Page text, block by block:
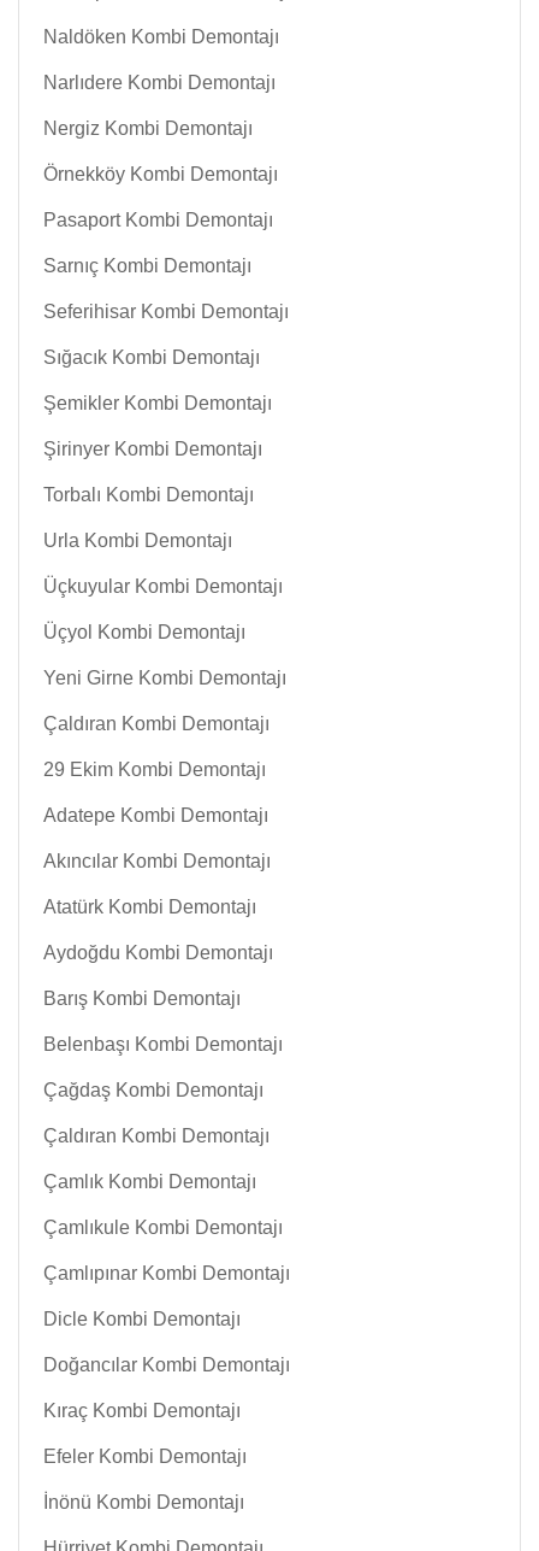
Naldöken Kombi Demontajı
Narlıdere Kombi Demontajı
Nergiz Kombi Demontajı
Örnekköy Kombi Demontajı
Pasaport Kombi Demontajı
Sarnıç Kombi Demontajı
Seferihisar Kombi Demontajı
Sığacık Kombi Demontajı
Şemikler Kombi Demontajı
Şirinyer Kombi Demontajı
Torbalı Kombi Demontajı
Urla Kombi Demontajı
Üçkuyular Kombi Demontajı
Üçyol Kombi Demontajı
Yeni Girne Kombi Demontajı
Çaldıran Kombi Demontajı
29 Ekim Kombi Demontajı
Adatepe Kombi Demontajı
Akıncılar Kombi Demontajı
Atatürk Kombi Demontajı
Aydoğdu Kombi Demontajı
Barış Kombi Demontajı
Belenbaşı Kombi Demontajı
Çağdaş Kombi Demontajı
Çaldıran Kombi Demontajı
Çamlık Kombi Demontajı
Çamlıkule Kombi Demontajı
Çamlıpınar Kombi Demontajı
Dicle Kombi Demontajı
Doğancılar Kombi Demontajı
Kıraç Kombi Demontajı
Efeler Kombi Demontajı
İnönü Kombi Demontajı